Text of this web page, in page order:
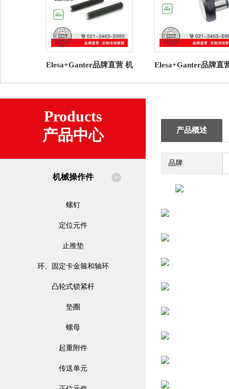
Elesa+Ganter品牌直营 机
螺钉 塑料衬垫
Elesa+Ganter品牌直
式定位销
Products
产品中心
机械操作件
螺钉
定位元件
止推垫
环、固定卡金箍和轴环
凸轮式锁紧杆
垫圈
螺母
起重附件
传送单元
产品概述
品牌